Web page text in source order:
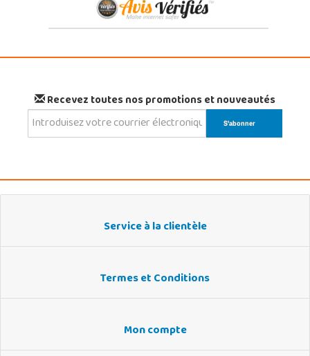
Recevez toutes nos promotions et nouveautés
Service à la clientèle
Termes et Conditions
Mon compte